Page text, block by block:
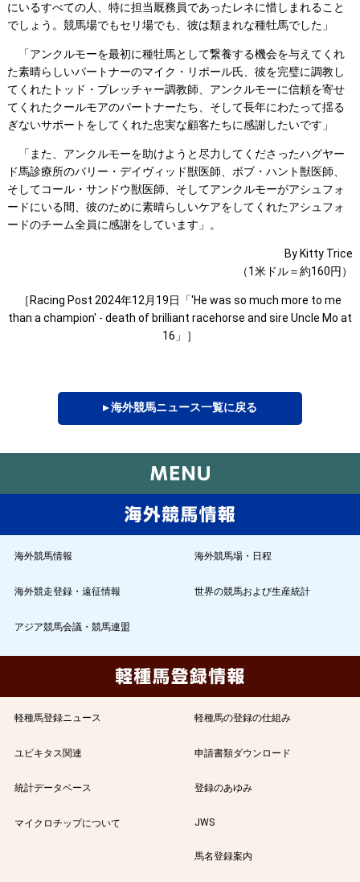
にいるすべての人、特に担当厩務員であったレネに惜しまれること
でしょう。競馬場でもセリ場でも、彼は類まれな種牡馬でした」
「アンクルモーを最初に種牡馬として繋養する機会を与えてくれ
た素晴らしいパートナーのマイク・リポール氏、彼を完璧に調教し
てくれたトッド・プレッチャー調教師、アンクルモーに信頼を寄せ
てくれたクールモアのパートナーたち、そして長年にわたって揺る
ぎないサポートをしてくれた忠実な顧客たちに感謝したいです」
「また、アンクルモーを助けようと尽力してくださったハグヤー
ド馬診療所のバリー・デイヴィッド獣医師、ボブ・ハント獣医師、
そしてコール・サンドウ獣医師、そしてアンクルモーがアシュフォ
ードにいる間、彼のために素晴らしいケアをしてくれたアシュフォ
ードのチーム全員に感謝をしています」。
By Kitty Trice
（1米ドル＝約160円）
［Racing Post 2024年12月19日「'He was so much more to me
than a champion' - death of brilliant racehorse and sire Uncle Mo at
16」］
▸ 海外競馬ニュース一覧に戻る
海外競馬情報 海外競馬場・日程
海外競走登録・遠征情報 世界の競馬および生産統計
アジア競馬会議・競馬連盟
軽種馬登録ニュース 軽種馬の登録の仕組み
ユビキタス関連 申請書類ダウンロード
統計データベース 登録のあゆみ
マイクロチップについて JWS
馬名登録案内